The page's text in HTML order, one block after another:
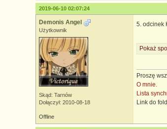
2019-06-10 02:07:24
Demonis Angel
Użytkownik
Skąd: Tarnów
Dołączył: 2010-08-18
5. odcinek
Pokaż
Proszę
O mnie.
Lista
Link do
Offline